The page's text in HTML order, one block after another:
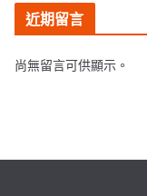
近期留言
尚無留言可供顯示。